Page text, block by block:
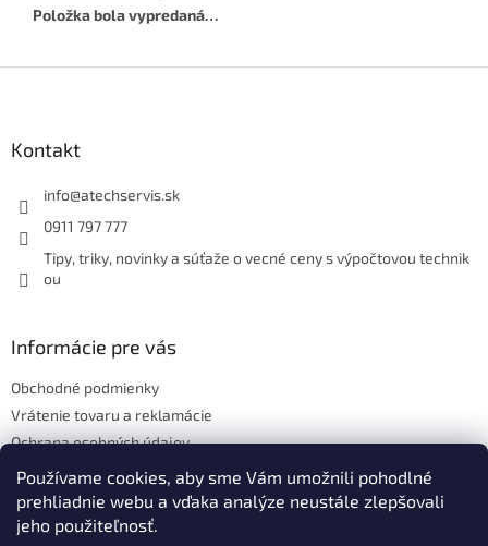
Používame cookies, aby sme Vám umožnili pohodlné
prehliadnie webu a vďaka analýze neustále zlepšovali
jeho použiteľnosť.
Položka bola vypredaná…
Kontakt
info@atechservis.sk
0911 797 777
Tipy, triky, novinky a súťaže o vecné ceny s výpočtovou technik
ou
Informácie pre vás
Obchodné podmienky
Vrátenie tovaru a reklamácie
Ochrana osobných údajov
Hodnotenie obchodu